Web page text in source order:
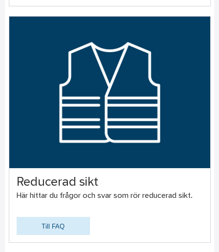
Reducerad sikt
Här hittar du frågor och svar som rör reducerad sikt.
Till FAQ